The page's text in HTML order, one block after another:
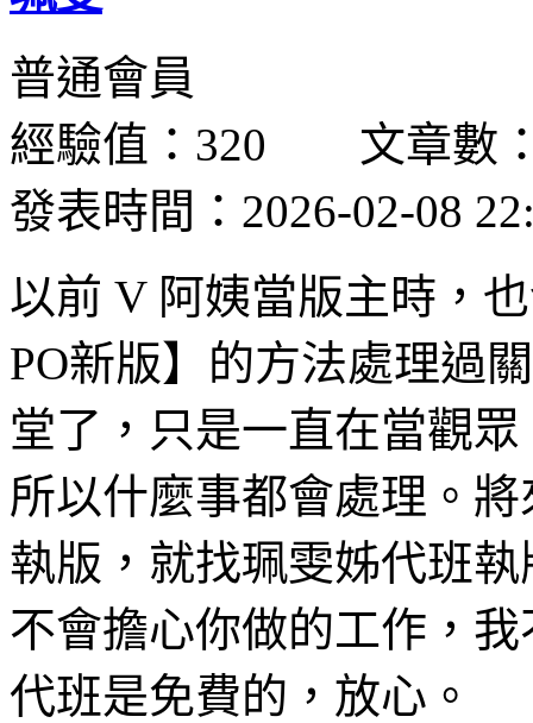
普通會員
經驗值：320 文章數
發表時間：2026-02-08
以前 V 阿姨當版主時，
PO新版】的方法處理過
堂了，只是一直在當觀
所以什麼事都會處理。
執版，就找珮雯姊代班
不會擔心你做的工作，
代班是免費的，放心。